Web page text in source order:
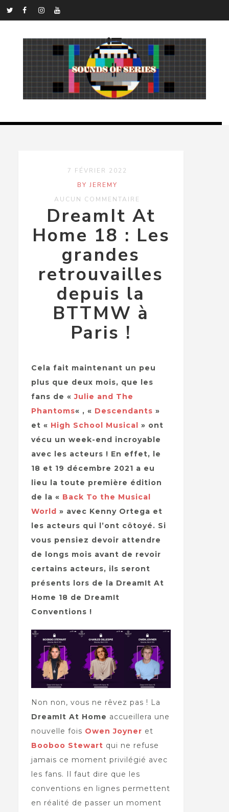
7 FÉVRIER 2022
BY JEREMY
AUCUN COMMENTAIRE
DreamIt At
Home 18 : Les
grandes
retrouvailles
depuis la
BTTMW à
Paris !
Cela fait maintenant un peu
plus que deux mois, que les
fans de «Julie and The
Phantoms« , « Descendants »
et « High School Musical
» ont
vécu un week-end incroyable
avec les acteurs ! En effet, le
18 et 19 décembre 2021 a eu
lieu la toute première édition
de la « Back To the Musical
World » avec Kenny Ortega et
les acteurs qui l’ont côtoyé. Si
vous pensiez devoir attendre
de longs mois avant de revoir
certains acteurs, ils seront
présents lors de la DreamIt At
Home 18 de DreamIt
Conventions !
Non non, vous ne rêvez pas ! La
DreamIt At Home accueillera une
nouvelle fois Owen Joyner et
Booboo Stewart qui ne refuse
jamais ce moment privilégié avec
les fans. Il faut dire que les
conventions en lignes permettent
en réalité de passer un moment